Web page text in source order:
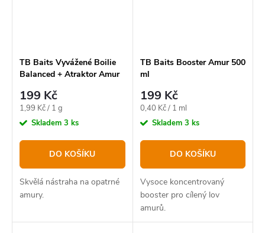
TB Baits Vyvážené Boilie
Balanced + Atraktor Amur
199 Kč
Měrná
cena:
1,99 Kč / 1 g
Skladem 3 ks
DO KOŠÍKU
Skvělá nástraha na opatrné
amury.
TB Baits Booster Amur 500
ml
199 Kč
Měrná
cena:
0,40 Kč / 1 ml
Skladem 3 ks
DO KOŠÍKU
Vysoce koncentrovaný
booster pro cílený lov
amurů.